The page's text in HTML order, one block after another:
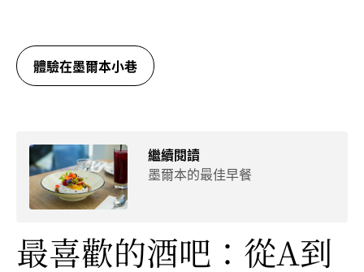
體驗在墨爾本小巷
繼續閱讀
墨爾本的最佳早餐
最喜歡的酒吧：從A到